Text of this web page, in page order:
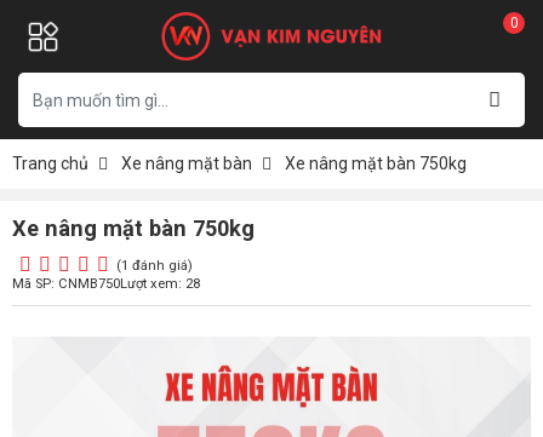
0
Trang chủ Xe nâng mặt bàn Xe nâng mặt bàn 750kg
Xe nâng mặt bàn 750kg
(1 đánh giá)
Mã SP: CNMB750Lượt xem: 28